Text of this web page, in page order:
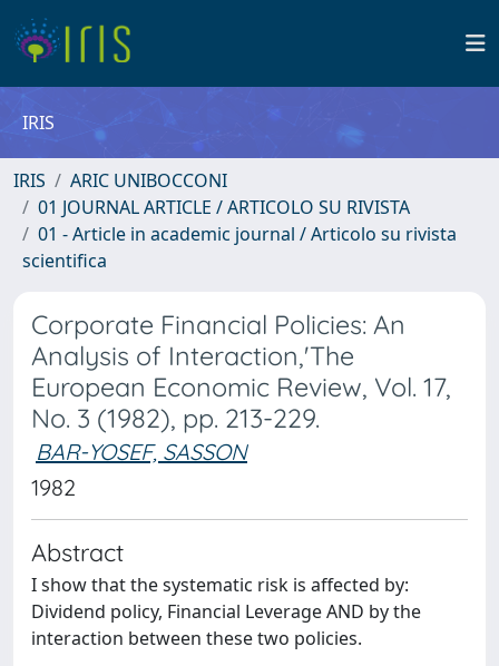
IRIS
IRIS
ARIC UNIBOCCONI
01 JOURNAL ARTICLE / ARTICOLO SU RIVISTA
01 - Article in academic journal / Articolo su rivista
scientifica
Corporate Financial Policies: An
Analysis of Interaction,'The
European Economic Review, Vol. 17,
No. 3 (1982), pp. 213-229.
BAR-YOSEF, SASSON
1982
Abstract
I show that the systematic risk is affected by:
Dividend policy, Financial Leverage AND by the
interaction between these two policies.